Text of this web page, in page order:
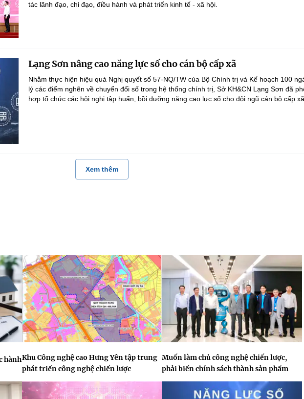
tác lãnh đạo, chỉ đạo, điều hành và phát triển kinh tế - xã hội.
Lạng Sơn nâng cao năng lực số cho cán bộ cấp xã
Nhằm thực hiện hiệu quả Nghị quyết số 57-NQ/TW của Bộ Chính trị và Kế hoạch 100
lý các điểm nghẽn về chuyển đổi số trong hệ thống chính trị, Sở KH&CN Lạng Sơn đã
hợp tổ chức các hội nghị tập huấn, bồi dưỡng năng cao lực số cho đội ngũ cán bộ cấp
Xem thêm
hànhKhu Công nghệ cao Hưng Yên tập trung
phát triển công nghệ chiến lược
Muốn làm chủ công nghệ chiến lược,
phải biến chính sách thành sản phẩm